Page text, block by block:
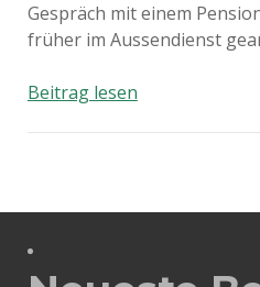
Gespräch mit einem
früher im Aussendienst
Beitrag lesenBuchBasel